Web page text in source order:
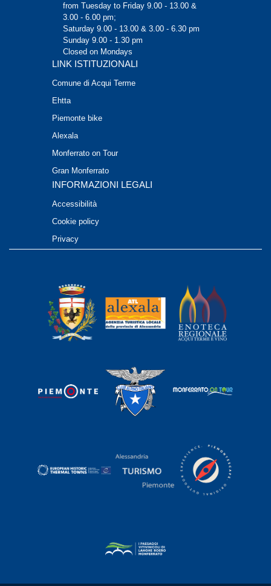
from Tuesday to Friday 9.00 - 13.00 &
3.00 - 6.00 pm;
Saturday 9.00 - 13.00 & 3.00 - 6.30 pm
Sunday 9.00 - 1.30 pm
Closed on Mondays
LINK ISTITUZIONALI
Comune di Acqui Terme
Ehtta
Piemonte bike
Alexala
Monferrato on Tour
Gran Monferrato
INFORMAZIONI LEGALI
Accessibilità
Cookie policy
Privacy